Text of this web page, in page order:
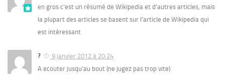
en gros c’est un résumé de Wikipedia et d’autres articles, mais
la plupart des articles se basent sur l’article de Wikipedia qui
est intéressant
?
9 janvier 2012 à 20:24
A ecouter jusqu’au bout (ne jugez pas trop vite)